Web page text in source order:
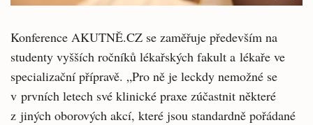
Konference AKUTNĚ.CZ se zaměřuje především na
studenty vyšších ročníků lékařských fakult a lékaře ve
specializační přípravě. „Pro ně je leckdy nemožné se
v prvních letech své klinické praxe zúčastnit některé
z jiných oborových akcí, které jsou standardně pořádané